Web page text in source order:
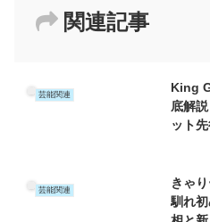
関連記事
芸能関連
King
底解
ット
芸能関連
きゃ
馴れ